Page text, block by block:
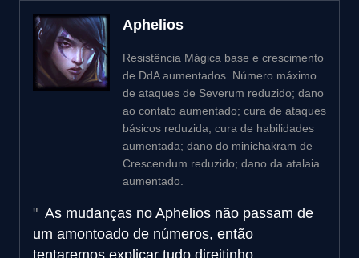
Aphelios
Resistência Mágica base e crescimento
de DdA aumentados. Número máximo
de ataques de Severum reduzido; dano
ao contato aumentado; cura de ataques
básicos reduzida; cura de habilidades
aumentada; dano do minichakram de
Crescendum reduzido; dano da atalaia
aumentado.
As mudanças no Aphelios não passam de
um amontoado de números, então
tentaremos explicar tudo direitinho.